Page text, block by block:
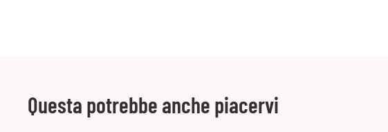
Questa potrebbe anche piacervi